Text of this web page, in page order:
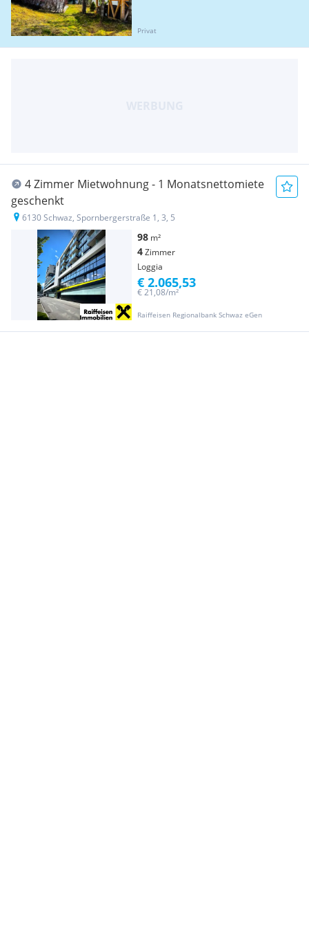
Privat
4 Zimmer Mietwohnung - 1 Monatsnettomiete
geschenkt
6130 Schwaz, Spornbergerstraße 1, 3, 5
98 m²
4Zimmer
Loggia
Raiffeisen Regionalbank Schwaz eGen
€ 21,08/m²
€ 2.065,53